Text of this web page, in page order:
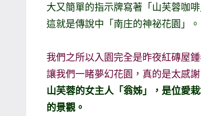
吳
哥
國
旅
遊
書
大又簡單的指示牌寫著「山芙蓉咖
這就是傳說中「南庄的神祕花園」。
我們之所以入園完全是昨夜紅磚屋
讓我們一睹夢幻花園，真的是太感謝
山芙蓉的女主人「翁姊」，是位愛
的景觀。